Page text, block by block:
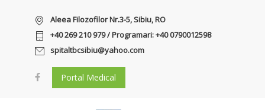
Aleea Filozofilor Nr.3-5, Sibiu, RO
+40 269 210 979 / Programari: +40 0790012598
spitaltbcsibiu@yahoo.com
Portal Medical